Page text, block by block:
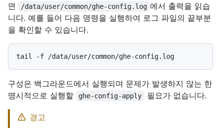
면
/data/user/common/ghe-config.log 에서 출력을 읽습
니다. 예를 들어 다음 명령을 실행하여 로그 파일의 끝부분
을 확인할 수 있습니다.
구성은 백그라운드에서 실행되며 문제가 발생하지 않는 한
명시적으로 실행할
ghe-config-apply 필요가 없습니다.
경고